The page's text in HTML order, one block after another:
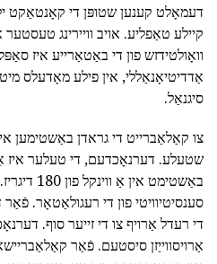
דעמאָלט קענען שטופּן די קאָנטאַקט
קיילע טאַפליע. אויב וויירינג
וואָולטידזש פון די באַטאַרייע איז
אַדדיטיאָנאַללי, אין פילע מאָדעלס
סיגנאַל.
צו קאַלאַברייט די גראדן באַשטימען
שטעלע. דערנאָכדעם, די טעלער איז
באַשטימט
סענסיטיוויטי פון די רעגולאַטאָר.
די רעדל אַרויף צו די זייער סוף.
אַרויסווייַזן סיסטעם. פֿאַר